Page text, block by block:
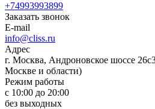
+74993993899
Заказать звонок
E-mail
info@cliss.ru
Адрес
г. Москва, Андроновское шоссе
Москве и области)
Режим работы
с 10:00 до 20:00
без выходных